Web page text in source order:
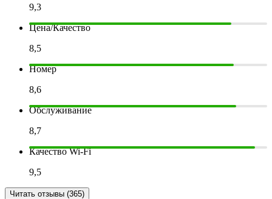
9,3
Цена/Качество
8,5
Номер
8,6
Обслуживание
8,7
Качество Wi-Fi
9,5
Читать отзывы (365)